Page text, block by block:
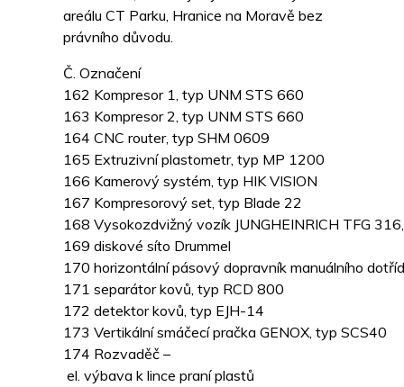
areálu CT Parku, Hranice na Moravě bez
právního důvodu.
Č. Označení
162 Kompresor 1, typ UNM STS 660
163 Kompresor 2, typ UNM STS 660
164 CNC router, typ SHM 0609
165 Extruzivní plastometr, typ MP 1200
166 Kamerový systém, typ HIK VISION
167 Kompresorový set, typ Blade 22
168 Vysokozdvižný vozík JUNGHEINRICH TFG
169 diskové síto Drummel
170 horizontální pásový dopravník manuálního
171 separátor kovů, typ RCD 800
172 detektor kovů, typ EJH-14
173 Vertikální smáčecí pračka GENOX, typ SCS40
174 Rozvaděč –
el. výbava k lince praní plastů